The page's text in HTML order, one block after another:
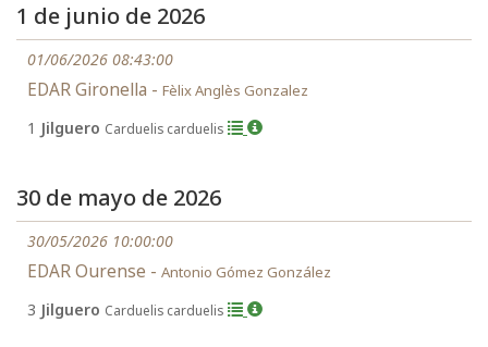
1 de junio de 2026
01/06/2026 08:43:00
EDAR Gironella - Fèlix Anglès Gonzalez
1 Jilguero Carduelis carduelis
30 de mayo de 2026
30/05/2026 10:00:00
EDAR Ourense - Antonio Gómez González
3 Jilguero Carduelis carduelis